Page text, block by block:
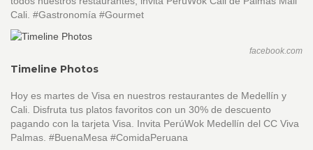
Cali. #Gastronomía #Gourmet
facebook.com
Timeline Photos
Hoy es martes de Visa en nuestros restaurantes de Medellín y
Cali. Disfruta tus platos favoritos con un 30% de descuento
pagando con la tarjeta Visa. Invita PerúWok Medellín del CC Viva
Palmas. #BuenaMesa #ComidaPeruana